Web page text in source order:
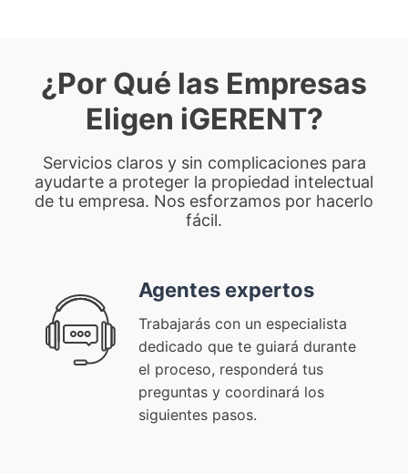
¿Por Qué las Empresas
Eligen iGERENT?
Servicios claros y sin complicaciones para
ayudarte a proteger la propiedad intelectual
de tu empresa. Nos esforzamos por hacerlo
fácil.
Agentes expertos
Trabajarás con un especialista
dedicado que te guiará durante
el proceso, responderá tus
preguntas y coordinará los
siguientes pasos.